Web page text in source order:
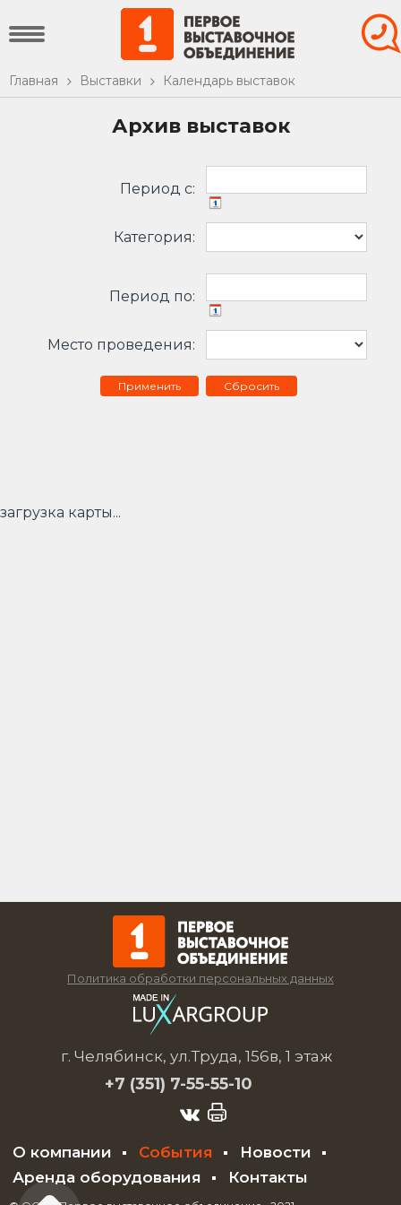
Главная Выставки Календарь выставок
Архив выставок
Период c:
Категория:
Период по:
Место проведения:
Сбросить
загрузка карты...
Политика обработки персональных данных
г. Челябинск, ул.Труда, 156в, 1 этаж
+7 (351) 7-55-55-10
О компании События
Новости
Аренда оборудования
Контакты